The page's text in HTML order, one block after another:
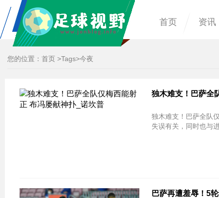
首页 资讯
您的位置： 首页 >Tags>今夜
独木难支！巴萨全
失误有关，同时也与
巴萨再遭羞辱！5